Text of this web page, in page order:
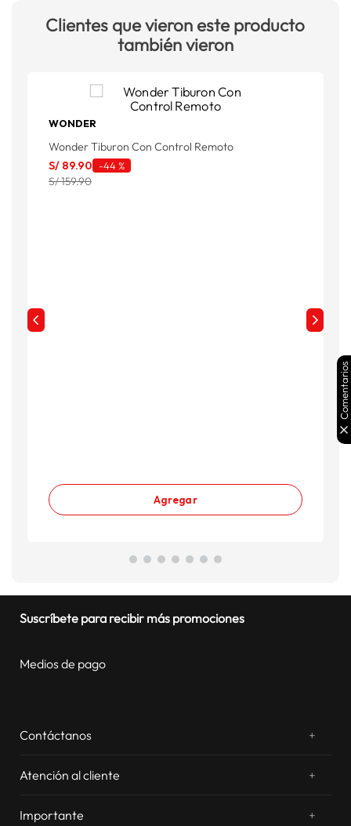
Clientes que vieron este producto
también vieron
WONDER
Wonder Tiburon Con Control Remoto
S/ 89.90 -44 %
S/ 159.90
Agregar
Suscríbete para recibir más promociones
Medios de pago
Contáctanos +
Atención al cliente
+
Cambios y devoluciones
Importante
+
Comentarios